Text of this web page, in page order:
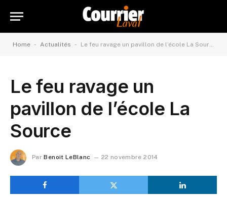
Home - Actualités - Le feu ravage un pavillon de l’école La Source
Le feu ravage un
pavillon de l’école La
Source
Par Benoit LeBlanc 22 novembre 2014